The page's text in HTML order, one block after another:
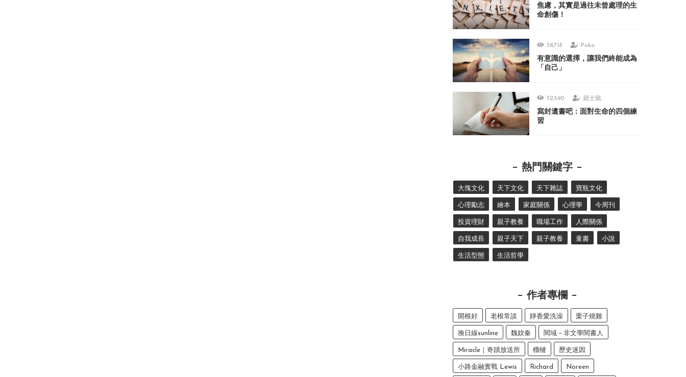
焦慮，其實是過往未曾處理的生
命創傷！
38,718 Poka
有意識的選擇，讓我們終能成為
「自己」
32,590 趙士懿
寫封遺書吧：面對生命的四個練
習
熱門關鍵字
大塊文化 天下文化 天下雜誌 寶瓶文化
心理勵志 繪本 家庭關係 心理學 今周刊
投資理財 親子教養 職場工作 人際關係
自我成長 親子天下 親子教養 童書 小說
生活型態 生活哲學
作者專欄
開根好 老根常談 靜香愛洗澡 栗子燒雞
換日線sunline 魏妏秦 閱域－非文學閱書人
Miracle｜奇蹟放送所 榴槤 歷史迷因
小路金融實戰 Lewis Richard Noreen